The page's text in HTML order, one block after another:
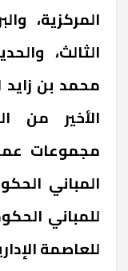
المركزية،
الثالث،
محمد بن زايد
الأخير من
مجموعات
المباني
للمباني
للعاصمة